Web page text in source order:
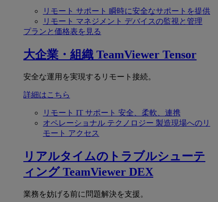
リモート サポート 瞬時に安全なサポートを提供
リモート マネジメント デバイスの監視と管理
プランと価格表を見る
大企業・組織 TeamViewer Tensor
安全な運用を実現するリモート接続。
詳細はこちら
リモート IT サポート 安全、柔軟、連携
オペレーショナル テクノロジー 製造現場へのリ
モート アクセス
リアルタイムのトラブルシューテ
ィング TeamViewer DEX
業務を妨げる前に問題解決を支援。